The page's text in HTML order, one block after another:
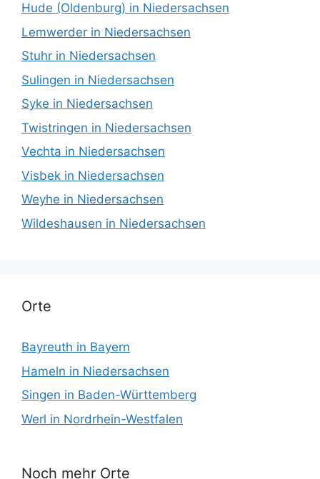
Hude (Oldenburg) in Niedersachsen
Lemwerder in Niedersachsen
Stuhr in Niedersachsen
Sulingen in Niedersachsen
Syke in Niedersachsen
Twistringen in Niedersachsen
Vechta in Niedersachsen
Visbek in Niedersachsen
Weyhe in Niedersachsen
Wildeshausen in Niedersachsen
Orte
Bayreuth in Bayern
Hameln in Niedersachsen
Singen in Baden-Württemberg
Werl in Nordrhein-Westfalen
Noch mehr Orte